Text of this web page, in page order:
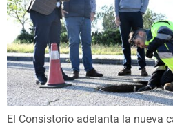
El Consistorio adelanta la nueva